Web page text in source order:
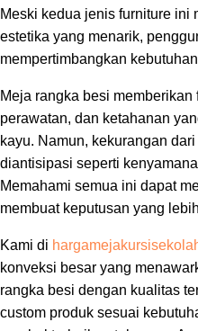
Meski kedua jenis furniture ini
estetika yang menarik,
mempertimbangkan
Meja rangka besi
perawatan, dan ketahanan
kayu. Namun, kekurangan
diantisipasi seperti
Memahami semua ini dapat
membuat keputusan yang
Kami di
konveksi besar yang
rangka besi dengan kualitas
custom produk sesuai